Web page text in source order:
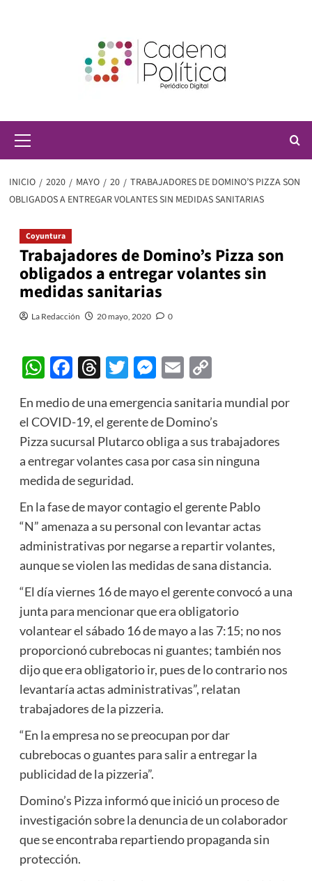
principal
INICIO 2020 MAYO 20
TRABAJADORES DE DOMINO’S PIZZA SON
OBLIGADOS A ENTREGAR VOLANTES SIN MEDIDAS SANITARIAS
Coyuntura
Trabajadores de Domino’s Pizza son
obligados a entregar volantes sin
medidas sanitarias
La Redacción 20 mayo, 2020 0
WhatsApp
Facebook
Threads
Twitter
Messenger
EmailCopy
En medio de una emergencia sanitaria mundial por
el COVID-19, el gerente de Domino’s
Pizza sucursal Plutarco obliga a sus trabajadores
a entregar volantes casa por casa sin ninguna
medida de seguridad.
En la fase de mayor contagio el gerente Pablo
“N” amenaza a su personal con levantar actas
administrativas por negarse a repartir volantes,
aunque se violen las medidas de sana distancia.
“El día viernes 16 de mayo el gerente convocó a una
junta para mencionar que era obligatorio
volantear el sábado 16 de mayo a las 7:15; no nos
proporcionó cubrebocas ni guantes; también nos
dijo que era obligatorio ir, pues de lo contrario nos
levantaría actas administrativas”, relatan
trabajadores de la pizzeria.
“En la empresa no se preocupan por dar
cubrebocas o guantes para salir a entregar la
publicidad de la pizzeria”.
Domino’s Pizza informó que inició un proceso de
investigación sobre la denuncia de un colaborador
que se encontraba repartiendo propaganda sin
protección.